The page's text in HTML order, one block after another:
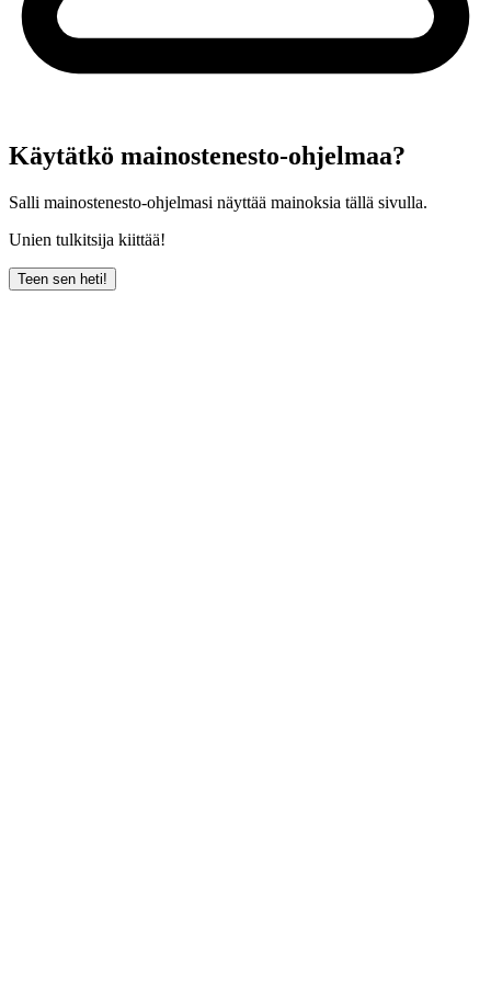
Käytätkö mainostenesto-ohjelmaa?
Salli mainostenesto-ohjelmasi näyttää mainoksia tällä sivulla.
Unien tulkitsija kiittää!
Teen sen heti!